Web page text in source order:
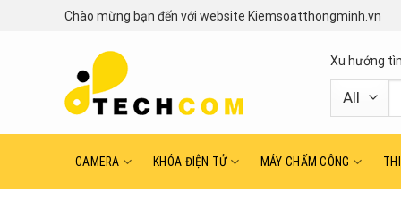
Chào mừng bạn đến với website Kiemsoatthongminh.vn
Xu hướng
CAMERA KHÓA ĐIỆN TỬ MÁY CHẤM CÔNG